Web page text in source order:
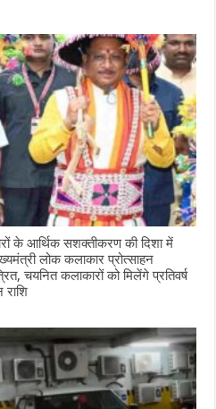
के आर्थिक सशक्तीकरण की दिशा में
लोक कलाकार प्रोत्साहन
चयनित कलाकारों को मिलेंगे प्रतिवर्ष